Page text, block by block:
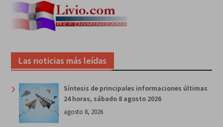
Las noticias más leídas
Síntesis de principales informaciones últimas
24 horas, sábado 8 agosto 2026
agosto 8, 2026